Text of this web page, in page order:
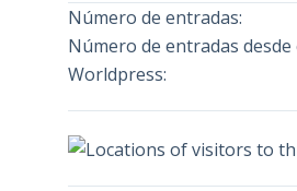
Número de entradas:
Número de entradas desde
Worldpress: